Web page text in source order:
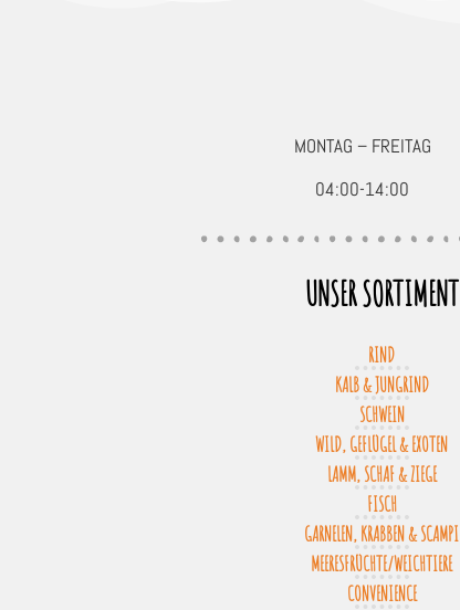
MONTAG – FREITAG
04:00-14:00
UNSER SORTIMENT
RIND
KALB & JUNGRIND
SCHWEIN
WILD, GEFLÜGEL & EXOTEN
LAMM, SCHAF & ZIEGE
FISCH
GARNELEN, KRABBEN & SCAMPI
MEERESFRÜCHTE/WEICHTIERE
CONVENIENCE